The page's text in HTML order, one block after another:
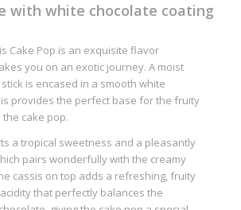
with white chocolate coating
Cake Pop is an exquisite flavor
you on an exotic journey. A moist
is encased in a smooth white
provides the perfect base for the fruity
cake pop.
a tropical sweetness and a pleasantly
pairs wonderfully with the creamy
cassis on top adds a refreshing, fruity
that perfectly balances the